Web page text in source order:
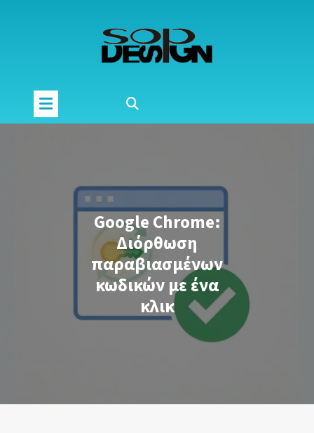
Google Chrome:
Διόρθωση
παραβιασμένων
κωδικών με ένα
κλικ